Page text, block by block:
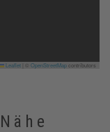
Leaflet OpenStreetMapcontributors